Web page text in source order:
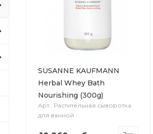
SUSANNE KAUFMANN
Herbal Whey Bath
Nourishing (300g)
Арт.: Растительная сыворотка
для ванной